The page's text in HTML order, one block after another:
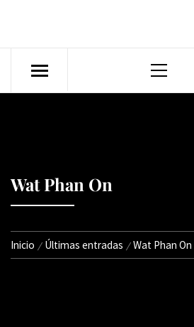
principal
Wat Phan On
Inicio Últimas entradas Wat Phan On